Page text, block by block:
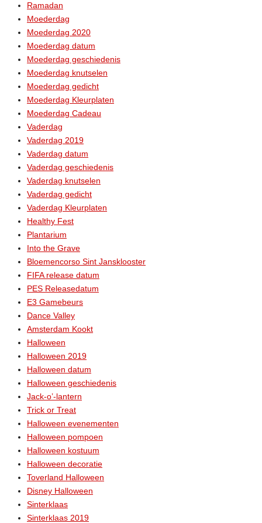
Ramadan
Moederdag
Moederdag 2020
Moederdag datum
Moederdag geschiedenis
Moederdag knutselen
Moederdag gedicht
Moederdag Kleurplaten
Moederdag Cadeau
Vaderdag
Vaderdag 2019
Vaderdag datum
Vaderdag geschiedenis
Vaderdag knutselen
Vaderdag gedicht
Vaderdag Kleurplaten
Healthy Fest
Plantarium
Into the Grave
Bloemencorso Sint Jansklooster
FIFA release datum
PES Releasedatum
E3 Gamebeurs
Dance Valley
Amsterdam Kookt
Halloween
Halloween 2019
Halloween datum
Halloween geschiedenis
Jack-o’-lantern
Trick or Treat
Halloween evenementen
Halloween pompoen
Halloween kostuum
Halloween decoratie
Toverland Halloween
Disney Halloween
Sinterklaas
Sinterklaas 2019